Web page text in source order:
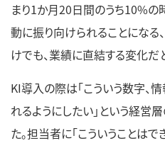
まり1か月20日間のうち10%の
動に振り向けられることになる
けでも、業績に直結する変化だ
KI導入の際は「こういう数字、
れるようにしたい」という経営
た。担当者に「こういうことはで